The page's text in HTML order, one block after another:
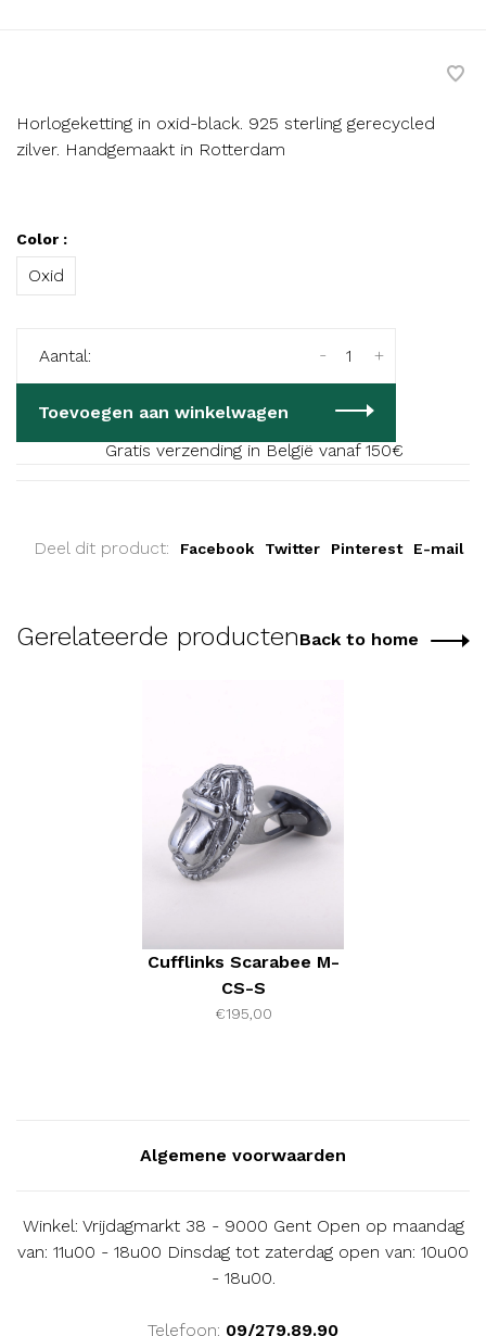
Horlogeketting in oxid-black. 925 sterling gerecycled
zilver. Handgemaakt in Rotterdam
Color :
Oxid
Aantal: +
-
Toevoegen aan winkelwagen
Gratis verzending in België vanaf 150€
Deel dit product: Facebook Twitter Pinterest E-mail
Gerelateerde productenBack to home
Cufflinks Scarabee M-
CS-S
€195,00
Algemene voorwaarden
Winkel: Vrijdagmarkt 38 - 9000 Gent Open op maandag
van: 11u00 - 18u00 Dinsdag tot zaterdag open van: 10u00
- 18u00.
Telefoon: 09/279.89.90